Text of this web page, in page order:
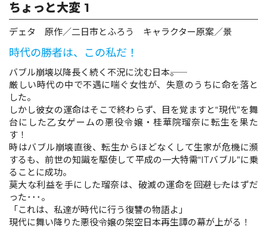
コミックエッセイ
ちょっと大変 1
デェタ 原作／二日市とふろう キャラクター原案／景
時代の勝者は、この私だ！
バブル崩壊以降長く続く不況に沈む日本――。
厳しい時代の中で不遇に喘ぐ女性が、失意のうちに命を落と
した。
しかし彼女の運命はそこで終わらず、目を覚ますと“現代”を舞
台にした乙女ゲームの悪役令嬢・桂華院瑠奈に転生を果た
す！
時はバブル崩壊直後、転生からほどなくして生家が危機に瀕
するも、前世の知識を駆使して平成の一大特需“ITバブル”に乗
ることに成功。
莫大な利益を手にした瑠奈は、破滅の運命を回避――したはずだ
った･･･。
「これは、私達が時代に行う復讐の物語よ」
現代に舞い降りた悪役令嬢の架空日本再生譚の幕が上がる！